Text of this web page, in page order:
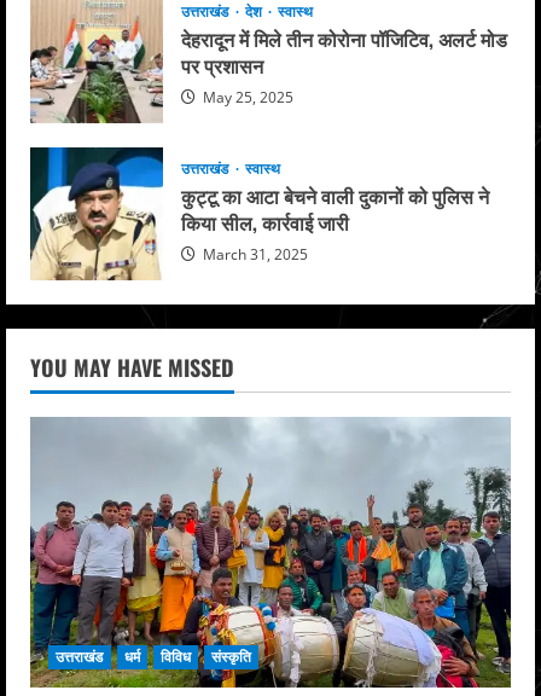
उत्तराखंड देश स्वास्थ
देहरादून में मिले तीन कोरोना पॉजिटिव, अलर्ट मोड
पर प्रशासन
May 25, 2025
उत्तराखंड स्वास्थ
कुट्टू का आटा बेचने वाली दुकानों को पुलिस ने
किया सील, कार्रवाई जारी
March 31, 2025
YOU MAY HAVE MISSED
उत्तराखंड धर्म विविध संस्कृति